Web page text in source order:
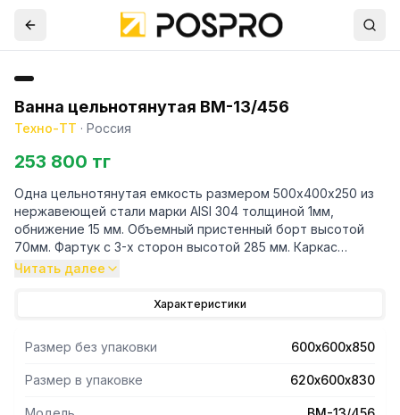
Ванна цельнотянутая ВМ-13/456
Техно-ТТ · Россия
253 800 тг
Одна цельнотянутая емкость размером 500х400х250 из
нержавеющей стали марки AISI 304 толщиной 1мм,
обнижение 15 мм. Объемный пристенный борт высотой
70мм. Фартук с 3-х сторон высотой 285 мм. Каркас
сварной из трубы 40х40 нержавеющей стали марки AISI
перемычки для жесткости. Ванна комплектуется
подключаемого сифона 50мм, перелив, регулируемые
опоры. На дно ванны нанесена виброшумоизоляция. Ванна
поставляется в собранном виде.
Читать далее
Характеристики
Размер без упаковки 600х600х850
Размер в упаковке 620х600х830